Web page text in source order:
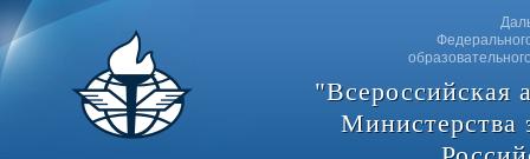
"Всероссийская
Министерства